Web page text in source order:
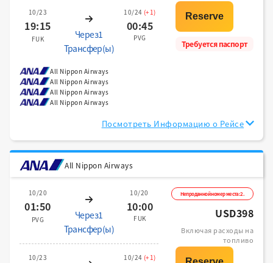
10/23
19:15
FUK
Через1
Трансфер(ы)
10/24 (+1)
00:45
PVG
Требуется паспорт
All Nippon Airways
All Nippon Airways
All Nippon Airways
All Nippon Airways
Посмотреть Информацию о Рейсе
All Nippon Airways
10/20
01:50
PVG
Через1
Трансфер(ы)
10/20
10:00
FUK
10/23 10/24 (+1)
Непроданной номер места:2.
USD398
Включая расходы на
топливо